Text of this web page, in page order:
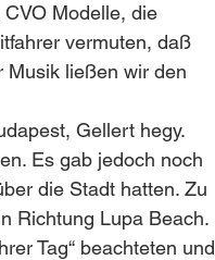
Modelle, die
vermuten, daß
Musik ließen wir den
Gellert hegy.
Es gab jedoch noch
die Stadt hatten. Zu
Richtung Lupa Beach.
Tag“ beachteten und